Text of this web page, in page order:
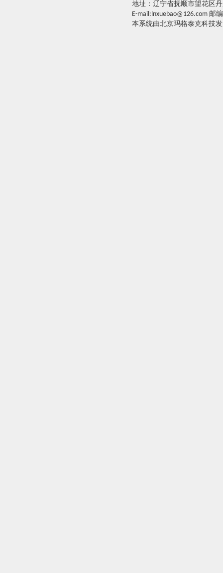
地址：辽宁省抚顺市望花区
E-mail:lnxuebao@126.com 邮
本系统由北京玛格泰克科技